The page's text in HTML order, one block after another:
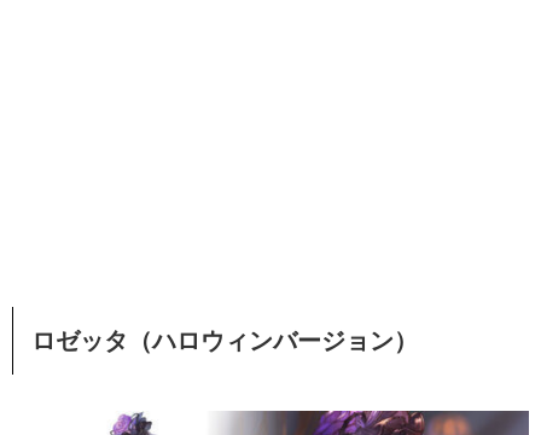
ロゼッタ（ハロウィンバージョン）